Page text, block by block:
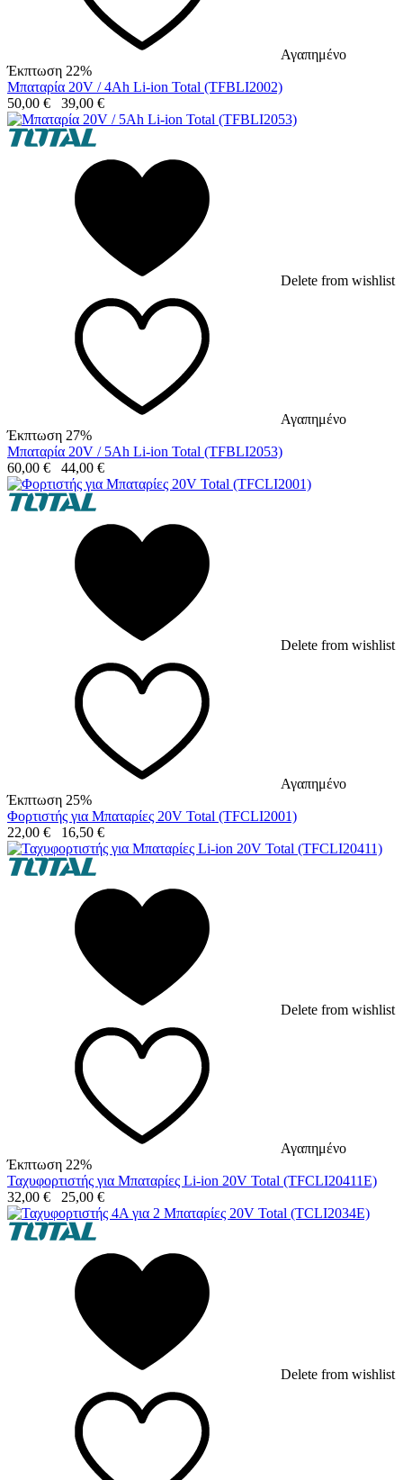
Αγαπημένο
Έκπτωση 22%
Μπαταρία 20V / 4Ah Li-ion Total (TFBLI2002)
50,00 € 39,00 €
Delete from wishlist
Αγαπημένο
Έκπτωση 27%
Μπαταρία 20V / 5Ah Li-ion Total (TFBLI2053)
60,00 € 44,00 €
Delete from wishlist
Αγαπημένο
Έκπτωση 25%
Φορτιστής για Μπαταρίες 20V Total (TFCLI2001)
22,00 € 16,50 €
Delete from wishlist
Αγαπημένο
Έκπτωση 22%
Ταχυφορτιστής για Μπαταρίες Li-ion 20V Total (TFCLI20411E)
32,00 € 25,00 €
Delete from wishlist